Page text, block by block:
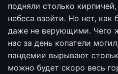
подняли столько
небеса взойти. Но нет, как
даже не верующими. Чего
нас за день копатели
пандемии вырывают
можно будет скоро весь